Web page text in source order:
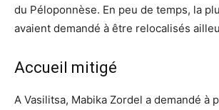
du Péloponnèse. En peu de temps, la
avaient demandé à être relocalisés
Accueil mitigé
A Vasilitsa, Mabika Zordel a demandé à